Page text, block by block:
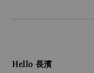
Hello 長濱